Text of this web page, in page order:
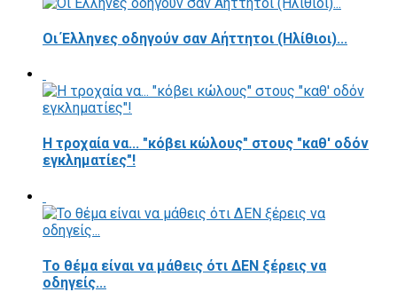
Οι Έλληνες οδηγούν σαν Αήττητοι (Ηλίθιοι)...
Η τροχαία να... "κόβει κώλους" στους "καθ' οδόν
εγκληματίες"!
Το θέμα είναι να μάθεις ότι ΔΕΝ ξέρεις να
οδηγείς...